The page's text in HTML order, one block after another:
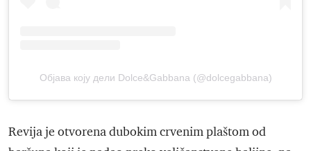
Објава коју дели Dolce&Gabbana (@dolcegabbana)
Revija je otvorena dubokim crvenim plaštom od